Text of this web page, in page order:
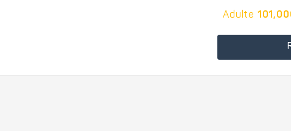
Adulte